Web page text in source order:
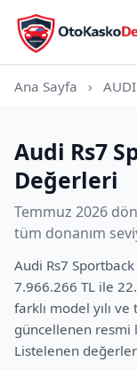
Ana Sayfa › AUDI
Audi Rs7
Değerleri
Temmuz 2026
tüm donanım
Audi Rs7
7.966.266 TL ile
farklı model yılı
güncellenen resmi
Listelenen